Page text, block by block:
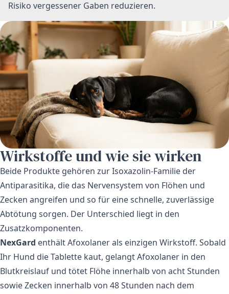
Risiko vergessener Gaben reduzieren.
Wirkstoffe und wie sie wirken
Beide Produkte gehören zur Isoxazolin-Familie der
Antiparasitika, die das Nervensystem von Flöhen und
Zecken angreifen und so für eine schnelle, zuverlässige
Abtötung sorgen. Der Unterschied liegt in den
Zusatzkomponenten.
NexGard enthält Afoxolaner als einzigen Wirkstoff. Sobald
Ihr Hund die Tablette kaut, gelangt Afoxolaner in den
Blutkreislauf und tötet Flöhe innerhalb von acht Stunden
sowie Zecken innerhalb von 48 Stunden nach dem